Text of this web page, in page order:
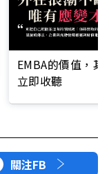
EMBA的價值，
立即收聽
關注FB